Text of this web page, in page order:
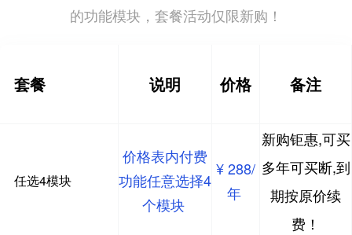
的功能模块，套餐活动仅限新购！
套餐 说明 价格 备注
任选4模块
价格表内付费
功能任意选择4
个模块
¥ 288/
年
新购钜惠,可买
多年可买断,到
期按原价续
费！